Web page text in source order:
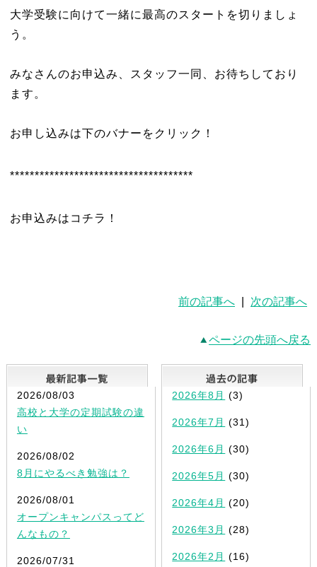
大学受験に向けて一緒に最高のスタートを切りましょ
う。
みなさんのお申込み、スタッフ一同、お待ちしており
ます。
お申し込みは下のバナーをクリック！
*************************************
お申込みはコチラ！
前の記事へ 次の記事へ
ページの先頭へ戻る
最新記事一覧
2026/08/03
高校と大学の定期試験の違
い
2026/08/02
8月にやるべき勉強は？
2026/08/01
オープンキャンパスってど
んなもの？
2026/07/31
2026年8月 (3)
2026年7月 (31)
2026年6月 (30)
2026年5月 (30)
2026年4月 (20)
2026年3月 (28)
2026年2月 (16)